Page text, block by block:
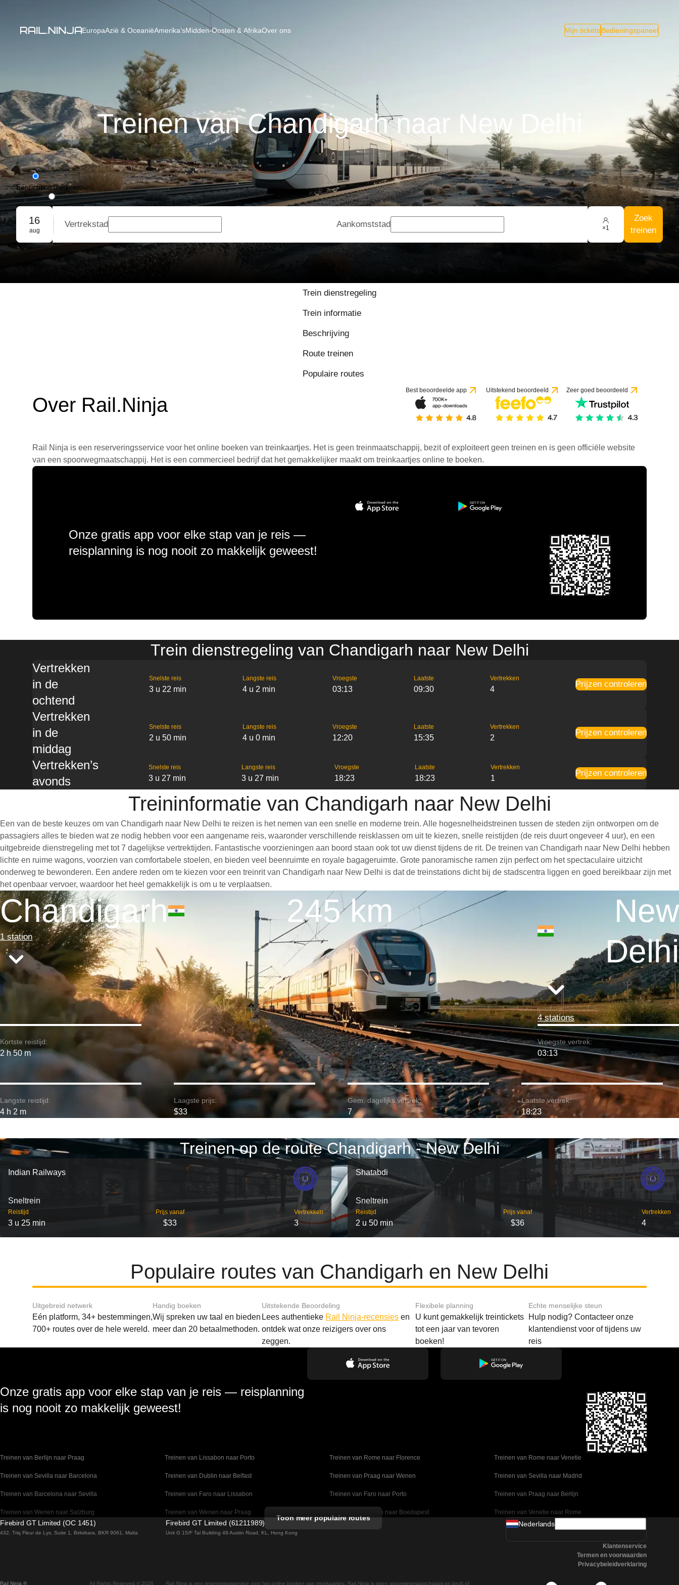
EuropaAzië & OceaniëAmerika’sMidden-Oosten & AfrikaOver ons Mijn ticketsBedieningspaneel
Treinen van Chandigarh naar New Delhi
Eénrichtingsverkeer
Retourvlucht
Groepsreservering
16
aug
Vertrekstad Aankomststad ×1
Zoek
treinen
Trein dienstregeling
Trein informatie
Beschrijving
Route treinen
Populaire routes
Over Rail.Ninja
Best beoordeelde app Uitstekend beoordeeld Zeer goed beoordeeld
Rail Ninja is een reserveringsservice voor het online boeken van treinkaartjes. Het is geen treinmaatschappij, bezit of exploiteert geen treinen en is geen officiële website
van een spoorwegmaatschappij. Het is een commercieel bedrijf dat het gemakkelijker maakt om treinkaartjes online te boeken.
Onze gratis app voor elke stap van je reis —
reisplanning is nog nooit zo makkelijk geweest!
Trein dienstregeling van Chandigarh naar New Delhi
Vertrekken
in de
ochtend
Snelste reis
3 u 22 min
Langste reis
4 u 2 min
Vroegste
03:13
Laatste
09:30
Vertrekken
4
Prijzen controleren
Vertrekken
in de
middag
Snelste reis
2 u 50 min
Langste reis
4 u 0 min
Vroegste
12:20
Laatste
15:35
Vertrekken
2
Prijzen controleren
Vertrekken’s
avonds
Snelste reis
3 u 27 min
Langste reis
3 u 27 min
Vroegste
18:23
Laatste
18:23
Vertrekken
1
Prijzen controleren
Treininformatie van Chandigarh naar New Delhi
Een van de beste keuzes om van Chandigarh naar New Delhi te reizen is het nemen van een snelle en moderne trein. Alle hogesnelheidstreinen tussen de steden zijn ontworpen om de
passagiers alles te bieden wat ze nodig hebben voor een aangename reis, waaronder verschillende reisklassen om uit te kiezen, snelle reistijden (de reis duurt ongeveer 4 uur), en een
uitgebreide dienstregeling met tot 7 dagelijkse vertrektijden. Fantastische voorzieningen aan boord staan ook tot uw dienst tijdens de rit. De treinen van Chandigarh naar New Delhi hebben
lichte en ruime wagons, voorzien van comfortabele stoelen, en bieden veel beenruimte en royale bagageruimte. Grote panoramische ramen zijn perfect om het spectaculaire uitzicht
onderweg te bewonderen. Een andere reden om te kiezen voor een treinrit van Chandigarh naar New Delhi is dat de treinstations dicht bij de stadscentra liggen en goed bereikbaar zijn met
het openbaar vervoer, waardoor het heel gemakkelijk is om u te verplaatsen.
Chandigarh
1 station
245 km
New
Delhi
4 stations
Kortste reistijd:
2 h 50 m
Vroegste vertrek:
03:13
Langste reistijd:
4 h 2 m
Laagste prijs:
$33
Gem. dagelijks vertrek:
7
Laatste vertrek:
18:23
Treinen op de route Chandigarh - New Delhi
Indian Railways
Sneltrein
Reistijd
3 u 25 min
Prijs vanaf
$33
Vertrekken
3
Shatabdi
Sneltrein
Reistijd
2 u 50 min
Prijs vanaf
$36
Vertrekken
4
Populaire routes van Chandigarh en New Delhi
Uitgebreid netwerk
Eén platform, 34+ bestemmingen,
700+ routes over de hele wereld.
Handig boeken
Wij spreken uw taal en bieden
meer dan 20 betaalmethoden.
Uitstekende Beoordeling
Lees authentieke Rail Ninja-recensies en
ontdek wat onze reizigers over ons
zeggen.
Flexibele planning
U kunt gemakkelijk treintickets
tot een jaar van tevoren
boeken!
Echte menselijke steun
Hulp nodig? Contacteer onze
klantendienst voor of tijdens uw
reis
Onze gratis app voor elke stap van je reis — reisplanning
is nog nooit zo makkelijk geweest!
Treinen van Berlijn naar Praag Treinen van Lissabon naar Porto Treinen van Rome naar Florence Treinen van Rome naar Venetie
Treinen van Sevilla naar Barcelona Treinen van Dublin naar Belfast Treinen van Praag naar Wenen Treinen van Sevilla naar Madrid
Treinen van Barcelona naar Sevilla Treinen van Faro naar Lissabon Treinen van Faro naar Porto Treinen van Praag naar Berlijn
Treinen van Wenen naar Salzburg Treinen van Wenen naar Praag Treinen van Wenen naar Boedapest Treinen van Venetie naar Rome
Treinen van Venetie naar Florence Treinen van Valencia naar Madrid Treinen van Ulsan naar Seoel
Treinen van Seoel naar Changwon
Toon meer populaire routes
Firebird GT Limited (OC 1451)
432, Triq Fleur de Lys, Suite 1, Birkirkara, BKR 9061, Malta
Firebird GT Limited (61211989)
Unit G 15/F Tal Building 49 Austin Road, KL, Hong Kong
Rail Ninja ® All Rights Reserved © 2026 Rail Ninja is een reserveringsservice voor het online boeken van treinkaartjes. Rail Ninja is geen spoorwegmaatschappij en bezit of
Nederlands
Klantenservice
Termen en voorwaarden
Privacybeleidverklaring